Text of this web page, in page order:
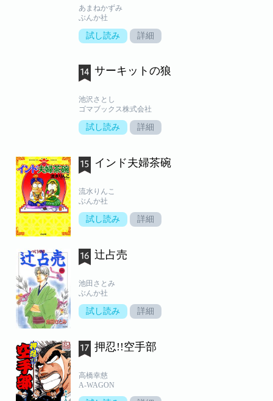
あまねかずみ
ぶんか社
試し読み 詳細
サーキットの狼
池沢さとし
ゴマブックス株式会社
試し読み 詳細
インド夫婦茶碗
流水りんこ
ぶんか社
試し読み 詳細
辻占売
池田さとみ
ぶんか社
試し読み 詳細
押忍!!空手部
高橋幸慈
A-WAGON